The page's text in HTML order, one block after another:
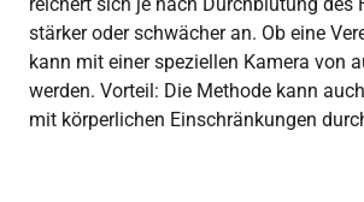
stärker oder schwächer an. Ob eine
kann mit einer speziellen Kamera von
werden. Vorteil: Die Methode kann
mit körperlichen Einschränkungen